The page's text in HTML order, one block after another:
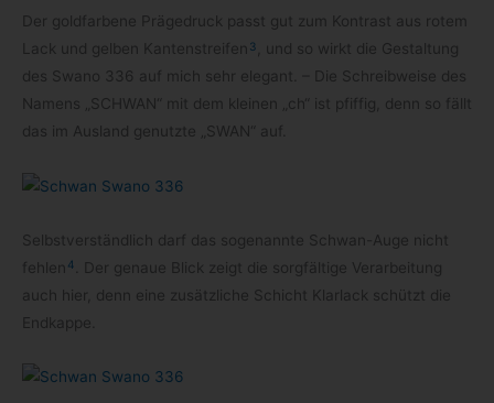
Der gold­far­bene Prä­ge­druck passt gut zum Kon­trast aus rotem
Lack und gel­ben Kanten­streifen 3
, und so wirkt die Gestal­tung
des Swano 336 auf mich sehr ele­gant. – Die Schreib­weise des
Namens „SCHWAN“ mit dem klei­nen „ch“ ist pfif­fig, denn so fällt
das im Aus­land genutzte „SWAN“ auf.
Selbst­ver­ständ­lich darf das soge­nannte Schwan-​Auge nicht
feh­len 4
. Der genaue Blick zeigt die sorg­fäl­tige Ver­ar­bei­tung
auch hier, denn eine zusätz­li­che Schicht Klar­lack schützt die
Endkappe.